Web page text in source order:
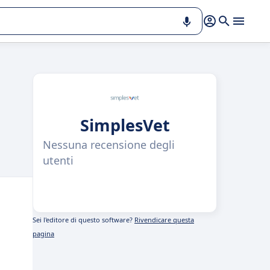
SimplesVet
Nessuna recensione degli
utenti
Sei l'editore di questo software? Rivendicare questa
pagina